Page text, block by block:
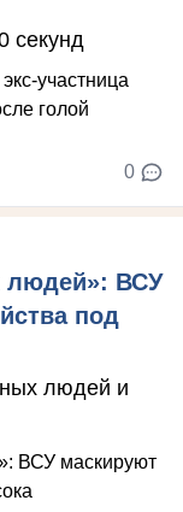
секунд
0
людей»: ВСУ
под
людей и